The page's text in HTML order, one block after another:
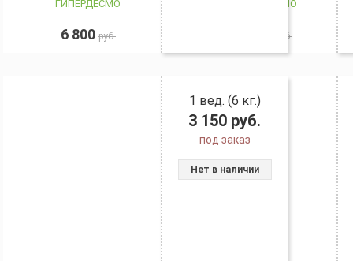
ГИПЕРДЕСМО
6 800 руб.
ГИПЕРДЕСМО
руб.
1 вед. (6 кг.)
3 150 руб.
под заказ
Нет в наличии